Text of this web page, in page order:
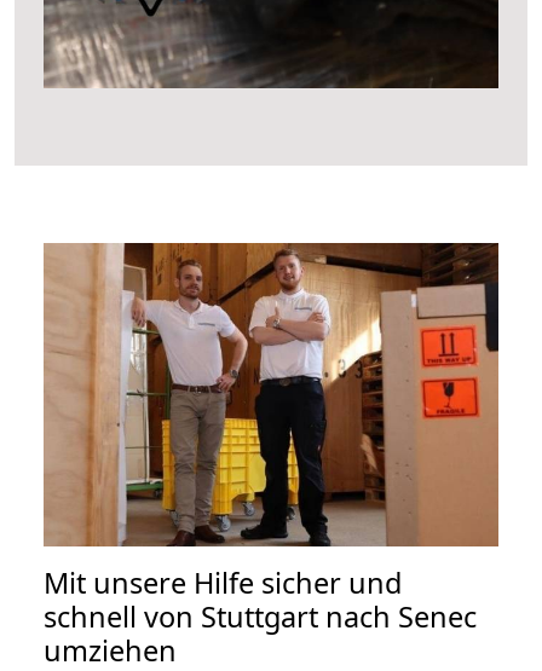
Mit unsere Hilfe sicher und
schnell von Stuttgart nach Senec
umziehen